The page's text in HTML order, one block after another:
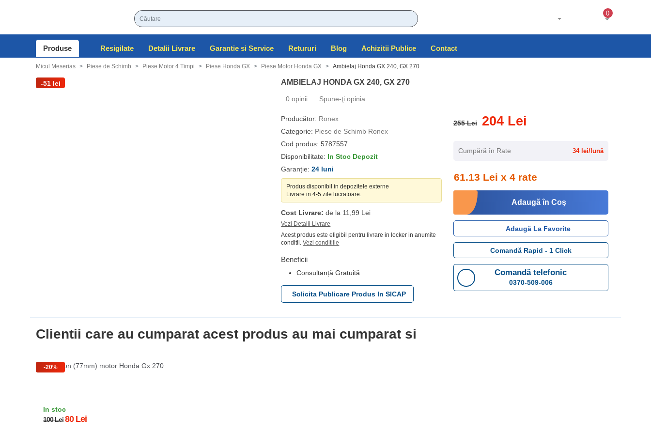
0
Produse Resigilate Detalii Livrare Garantie si Service Retururi Blog Achizitii Publice Contact
Micul Meserias Piese de Schimb Piese Motor 4 Timpi Piese Honda GX Piese Motor Honda GX Ambielaj Honda GX 240, GX 270
-51 lei AMBIELAJ HONDA GX 240, GX 270
0 opinii Spune-ţi opinia
Producător:Ronex
Categorie: Piese de Schimb Ronex
Cod produs: 5787557
Disponibilitate:In Stoc Depozit
Garanție: 24 luni
Produs disponibil in depozitele externe
Livrare in 4-5 zile lucratoare.
Cost Livrare: de la 11,99 Lei
Vezi Detalii Livrare
Acest produs este eligibil pentru livrare in locker in
anumite conditii.Vezi conditiile
Beneficii
Consultanță Gratuită
Solicita Publicare Produs In SICAP
255 Lei 204 Lei
Cumpără în Rate 34 lei/lună
61.13 Lei x 4 rate
Adaugă în Coş
Adaugă La Favorite
Comandă Rapid - 1 Click
Comandă telefonic
0370-509-006
Clientii care au cumparat acest produs au mai cumparat si
-20%
Kit piston (77mm) motor Honda Gx 270
In stoc
100 Lei 80 Lei